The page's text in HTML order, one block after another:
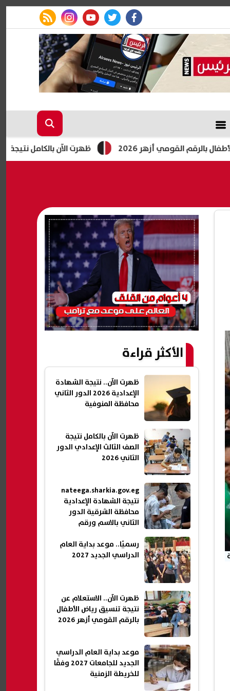
facebook
twitter
youtube
instagram
rss feed
ظهرت الآن بالكامل نتيجة الصف الثالث أزهر 2026
الأكثر قراءة
ظهرت الآن.. نتيجة الشهادة
الإعدادية 2026 الدور الثاني
محافظة المنوفية
ظهرت الآن بالكامل نتيجة
الصف الثالث الإعدادي الدور
الثاني 2026
nateega.sharkia.gov.eg
نتيجة الشهادة الإعدادية
محافظة الشرقية الدور
الثاني بالاسم ورقم
رسميًا.. موعد بداية العام
الدراسي الجديد 2027
ظهرت الآن.. الاستعلام عن
نتيجة تنسيق رياض الأطفال
بالرقم القومي أزهر 2026
موعد بداية العام الدراسي
الجديد للجامعات 2027 وفقًا
للخريطة الزمنية